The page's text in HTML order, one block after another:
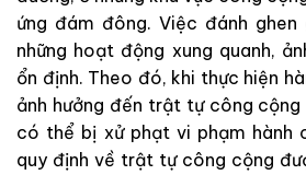
ứng đám đông. Việc đánh ghen
những hoạt động xung quanh,
ổn định. Theo đó, khi thực hiện
ảnh hưởng đến trật tự công cộng
có thể bị xử phạt vi phạm hành
quy định về trật tự công cộng